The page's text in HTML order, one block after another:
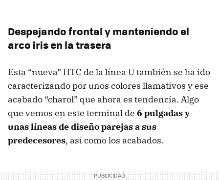
Despejando frontal y manteniendo el
arco iris en la trasera
Esta “nueva” HTC de la línea U también se ha ido
caracterizando por unos colores llamativos y ese
acabado “charol” que ahora es tendencia. Algo
que vemos en este terminal de 6 pulgadas y
unas líneas de diseño parejas a sus
predecesores, así como los acabados.